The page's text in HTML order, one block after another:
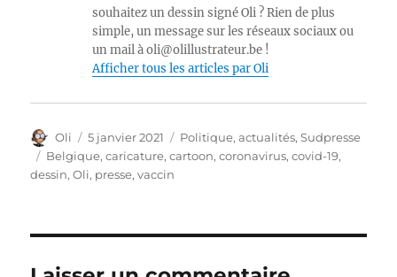
souhaitez un dessin signé Oli ? Rien de plus
simple, un message sur les réseaux sociaux ou
un mail à oli@olillustrateur.be !
Afficher tous les articles par Oli
Auteur
Oli
Publié
le
5 janvier 2021 Catégories
Politique, actualités,Sudpresse
Étiquettes
Belgique,caricature,cartoon,coronavirus,covid-19,
dessin,Oli, presse,vaccin